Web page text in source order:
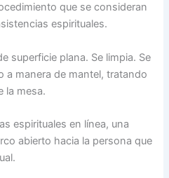
que se consideran
espirituales.
superficie plana. Se limpia. Se
a manera de mantel, tratando
la mesa.
espirituales en línea, una
abierto hacia la persona que